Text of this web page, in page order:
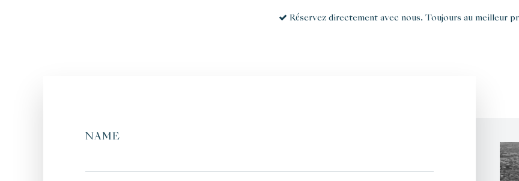
Réservez directement avec nous. Toujours au meilleur
NAME